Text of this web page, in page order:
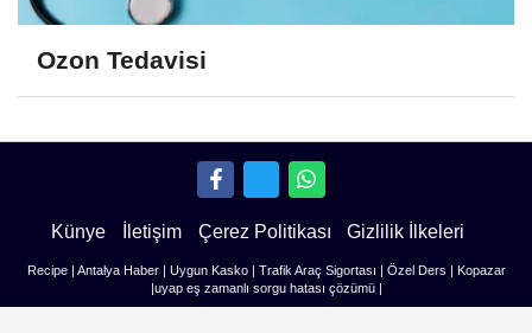
Ozon Tedavisi
Künye İletişim Çerez Politikası Gizlilik İlkeleri
Recipe| Antalya Haber| Uygun Kasko| Trafik Araç Sigortası Özel Ders
Kopazar
uyap eş zamanlı sorgu hatası çözümü|